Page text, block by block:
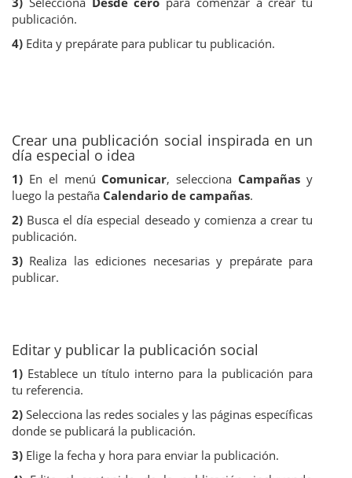
publicación.
4) Edita y prepárate para publicar tu publicación.
Crear una publicación social inspirada en un
día especial o idea
1) En el menú Comunicar, selecciona Campañas y
luego la pestaña Calendario de campañas.
2) Busca el día especial deseado y comienza a crear tu
publicación.
3) Realiza las ediciones necesarias y prepárate para
publicar.
Editar y publicar la publicación social
1) Establece un título interno para la publicación para
tu referencia.
2) Selecciona las redes sociales y las páginas específicas
donde se publicará la publicación.
3) Elige la fecha y hora para enviar la publicación.